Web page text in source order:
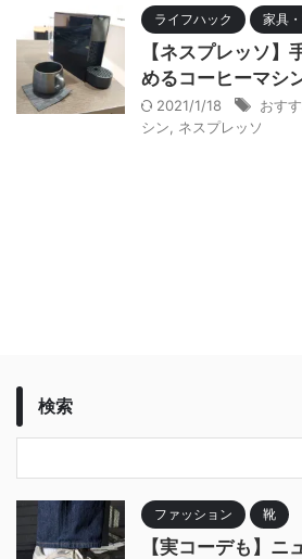
ライフハック 家具
【ネスプレッソ】
めるコーヒーマシ
2021/1/18 おす
シン
ネスプレッソ
検索
ファッション 靴
【実コーデも】